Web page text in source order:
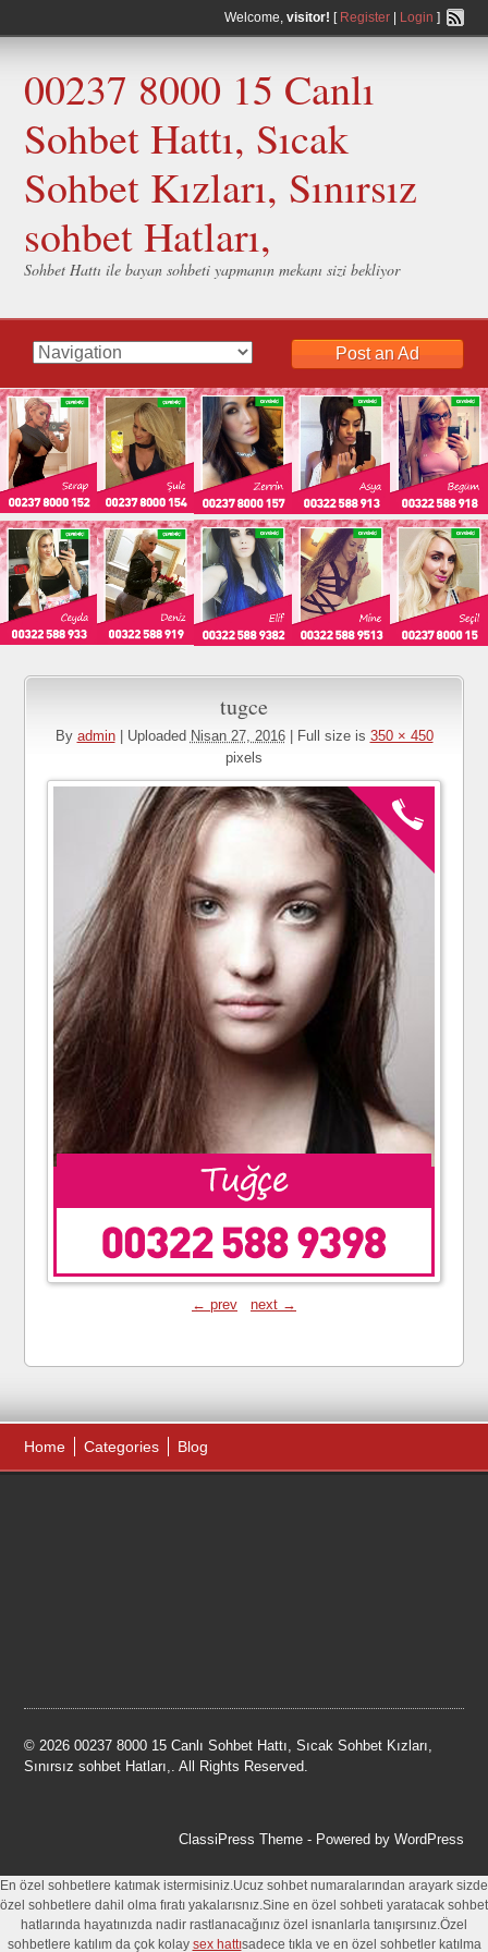
Welcome, visitor! [ Register| Login ]
00237 8000 15 Canlı
Sohbet Hattı, Sıcak
Sohbet Kızları, Sınırsız
sohbet Hatları,
Sohbet Hattı ile bayan sohbeti yapmanın mekanı sizi bekliyor
Post an Ad
tugce
By admin Uploaded Nisan 27, 2016 Full size is 350 × 450
pixels
← prev next →
Home Categories Blog
© 2026 00237 8000 15 Canlı Sohbet Hattı, Sıcak Sohbet Kızları,
Sınırsız sohbet Hatları,. All Rights Reserved.
ClassiPress Theme- Powered by WordPress
En özel sohbetlere katımak istermisiniz.Ucuz sohbet numaralarından arayark sizde
özel sohbetlere dahil olma fıratı yakalarısnız.Sine en özel sohbeti yaratacak sohbet
hatlarında hayatınızda nadir rastlanacağınız özel isnanlarla tanışırsınız.Özel
sohbetlere katılım da çok kolay sex hattısadece tıkla ve en özel sohbetler katılma